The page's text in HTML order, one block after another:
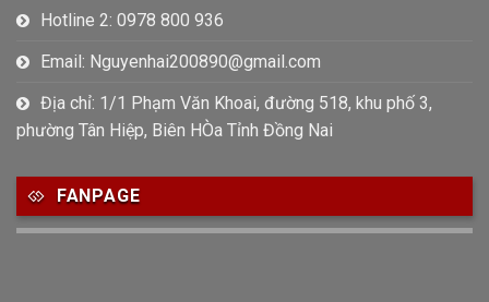
Hotline 2: 0978 800 936
Email: Nguyenhai200890@gmail.com
Địa chỉ: 1/1 Phạm Văn Khoai, đường 518, khu phố 3,
phường Tân Hiệp, Biên HÒa Tỉnh Đồng Nai
FANPAGE